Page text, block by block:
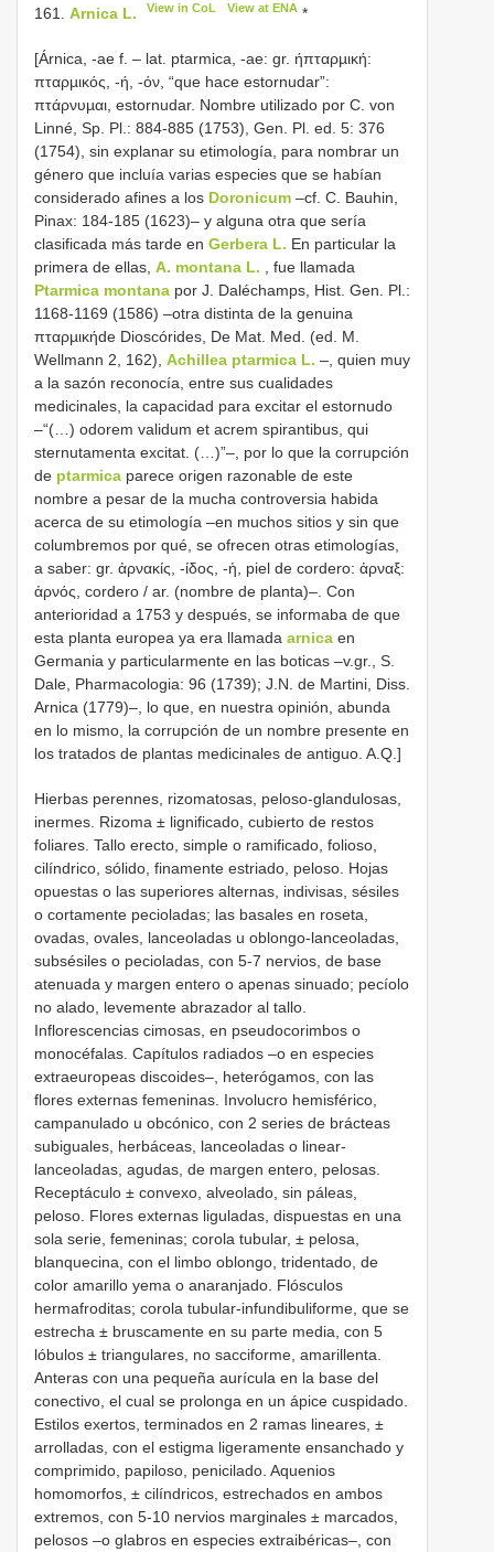
161. Arnica L. View in CoL View at ENA*
[Árnica, -ae f. ‒ lat. ptarmica, -ae: gr. ήπταρµική:
πταρµικός, -ή, -όν, “que hace estornudar”:
πτάρνυµαι, estornudar. Nombre utilizado por C. von
Linné, Sp. Pl.: 884-885 (1753), Gen. Pl. ed. 5: 376
(1754), sin explanar su etimología, para nombrar un
género que incluía varias especies que se habían
considerado afines a los Doronicum ‒cf. C. Bauhin,
Pinax: 184-185 (1623)‒ y alguna otra que sería
clasificada más tarde en Gerbera L. En particular la
primera de ellas, A. montana L. , fue llamada
Ptarmica montana por J. Daléchamps, Hist. Gen. Pl.:
1168-1169 (1586) ‒otra distinta de la genuina
πταρµικήde Dioscórides, De Mat. Med. (ed. M.
Wellmann 2, 162), Achillea ptarmica L. ‒, quien muy
a la sazón reconocía, entre sus cualidades
medicinales, la capacidad para excitar el estornudo
‒“(…) odorem validum et acrem spirantibus, qui
sternutamenta excitat. (…)”‒, por lo que la corrupción
de ptarmica parece origen razonable de este
nombre a pesar de la mucha controversia habida
acerca de su etimología ‒en muchos sitios y sin que
columbremos por qué, se ofrecen otras etimologías,
a saber: gr. ἀρνακίς, -ίδος, -ἡ, piel de cordero: ἀρναξ:
ἀρνός, cordero / ar. (nombre de planta)‒. Con
anterioridad a 1753 y después, se informaba de que
esta planta europea ya era llamada arnica en
Germania y particularmente en las boticas ‒v.gr., S.
Dale, Pharmacologia: 96 (1739); J.N. de Martini, Diss.
Arnica (1779)‒, lo que, en nuestra opinión, abunda
en lo mismo, la corrupción de un nombre presente en
los tratados de plantas medicinales de antiguo. A.Q.]
Hierbas perennes, rizomatosas, peloso-glandulosas,
inermes. Rizoma ± lignificado, cubierto de restos
foliares. Tallo erecto, simple o ramificado, folioso,
cilíndrico, sólido, finamente estriado, peloso. Hojas
opuestas o las superiores alternas, indivisas, sésiles
o cortamente pecioladas; las basales en roseta,
ovadas, ovales, lanceoladas u oblongo-lanceoladas,
subsésiles o pecioladas, con 5-7 nervios, de base
atenuada y margen entero o apenas sinuado; pecíolo
no alado, levemente abrazador al tallo.
Inflorescencias cimosas, en pseudocorimbos o
monocéfalas. Capítulos radiados –o en especies
extraeuropeas discoides–, heterógamos, con las
flores externas femeninas. Involucro hemisférico,
campanulado u obcónico, con 2 series de brácteas
subiguales, herbáceas, lanceoladas o linear-
lanceoladas, agudas, de margen entero, pelosas.
Receptáculo ± convexo, alveolado, sin páleas,
peloso. Flores externas liguladas, dispuestas en una
sola serie, femeninas; corola tubular, ± pelosa,
blanquecina, con el limbo oblongo, tridentado, de
color amarillo yema o anaranjado. Flósculos
hermafroditas; corola tubular-infundibuliforme, que se
estrecha ± bruscamente en su parte media, con 5
lóbulos ± triangulares, no sacciforme, amarillenta.
Anteras con una pequeña aurícula en la base del
conectivo, el cual se prolonga en un ápice cuspidado.
Estilos exertos, terminados en 2 ramas lineares, ±
arrolladas, con el estigma ligeramente ensanchado y
comprimido, papiloso, penicilado. Aquenios
homomorfos, ± cilíndricos, estrechados en ambos
extremos, con 5-10 nervios marginales ± marcados,
pelosos –o glabros en especies extraibéricas–, con